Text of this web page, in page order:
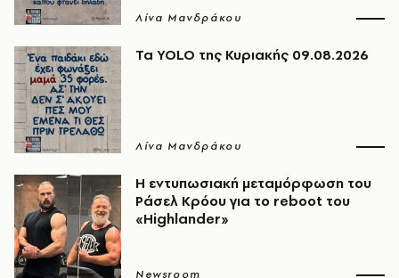
Λίνα Μανδράκου
Τα YOLO της Κυριακής 09.08.2026
Λίνα Μανδράκου
Η εντυπωσιακή μεταμόρφωση του
Ράσελ Κρόου για το reboot του
«Highlander»
Newsroom